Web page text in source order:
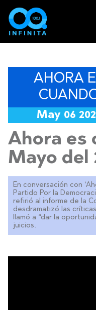
AHORA
May 06
Ahora es
Mayo del
En conversación con
Partido Por la
refirió al informe de la
desdramatizó las
llamó a “dar la
juicios.